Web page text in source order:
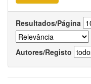
Resultados/Página
Autores/Registo